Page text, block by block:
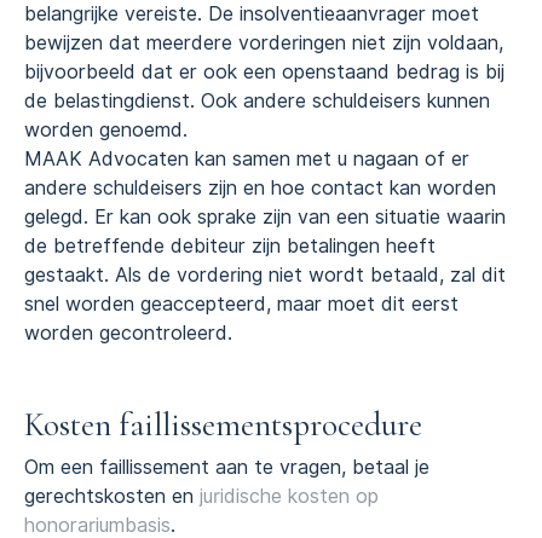
belangrijke vereiste. De insolventieaanvrager moet
bewijzen dat meerdere vorderingen niet zijn voldaan,
bijvoorbeeld dat er ook een openstaand bedrag is bij
de belastingdienst. Ook andere schuldeisers kunnen
worden genoemd.
MAAK Advocaten kan samen met u nagaan of er
andere schuldeisers zijn en hoe contact kan worden
gelegd. Er kan ook sprake zijn van een situatie waarin
de betreffende debiteur zijn betalingen heeft
gestaakt. Als de vordering niet wordt betaald, zal dit
snel worden geaccepteerd, maar moet dit eerst
worden gecontroleerd.
Kosten faillissementsprocedure
Om een faillissement aan te vragen, betaal je
gerechtskosten en juridische kosten op
honorariumbasis.